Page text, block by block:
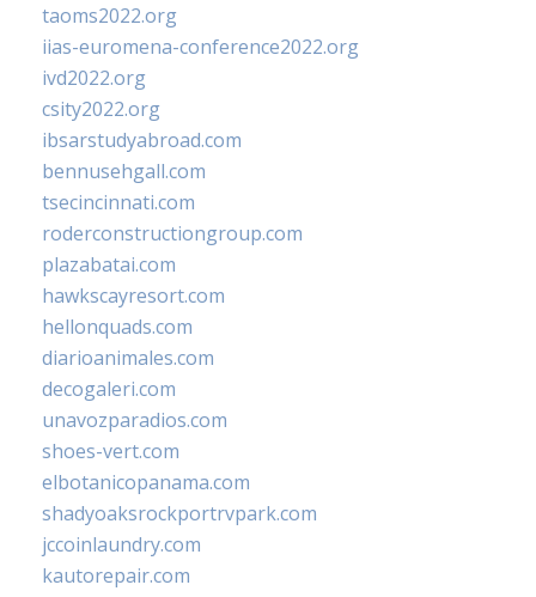
taoms2022.org
iias-euromena-conference2022.org
ivd2022.org
csity2022.org
ibsarstudyabroad.com
bennusehgall.com
tsecincinnati.com
roderconstructiongroup.com
plazabatai.com
hawkscayresort.com
hellonquads.com
diarioanimales.com
decogaleri.com
unavozparadios.com
shoes-vert.com
elbotanicopanama.com
shadyoaksrockportrvpark.com
jccoinlaundry.com
kautorepair.com